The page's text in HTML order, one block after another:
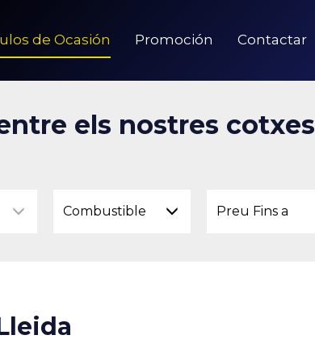
de Ocasión Promoción Contactar
els nostres cotxes
Combustible Preu Fins a